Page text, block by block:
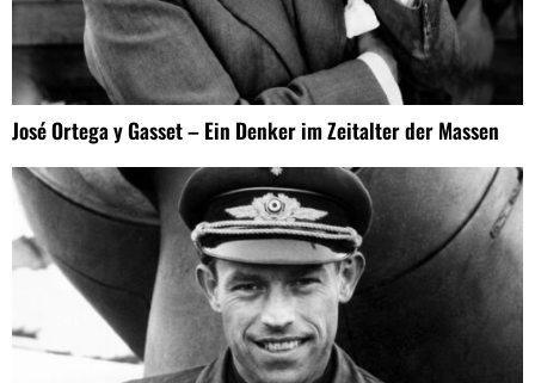
José Ortega y Gasset – Ein Denker im Zeitalter der Massen